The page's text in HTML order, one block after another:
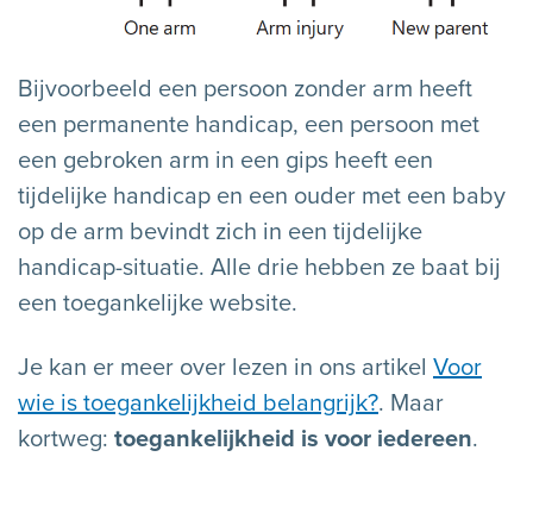
Bijvoorbeeld een persoon zonder arm heeft
een permanente handicap, een persoon met
een gebroken arm in een gips heeft een
tijdelijke handicap en een ouder met een baby
op de arm bevindt zich in een tijdelijke
handicap-situatie. Alle drie hebben ze baat bij
een toegankelijke website.
Je kan er meer over lezen in ons artikel Voor
wie is toegankelijkheid belangrijk?. Maar
kortweg: toegankelijkheid is voor iedereen.